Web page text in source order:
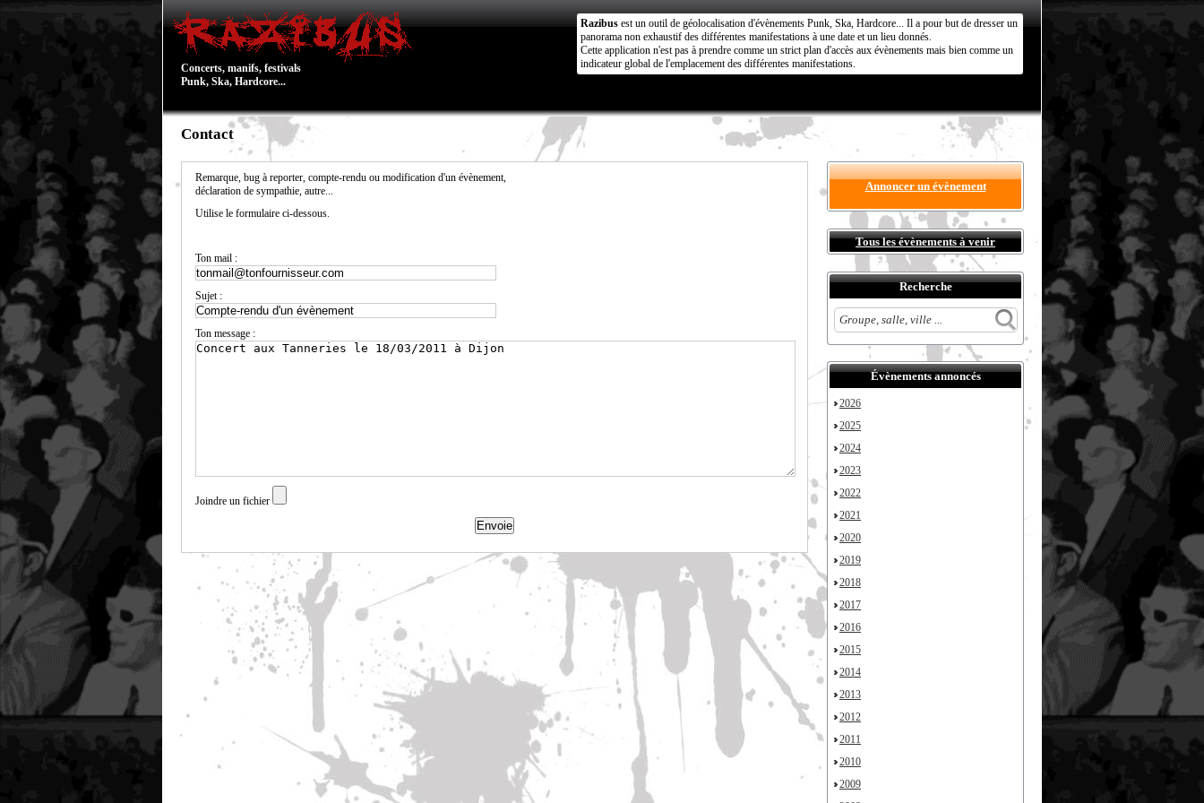
Concerts, manifs, festivals
Punk, Ska, Hardcore...
Razibus est un outil de géolocalisation d'évènements Punk, Ska, Hardcore... Il a pour but de dresser un
panorama non exhaustif des différentes manifestations à une date et un lieu donnés.
Cette application n'est pas à prendre comme un strict plan d'accès aux évènements mais bien comme un
indicateur global de l'emplacement des différentes manifestations.
Contact
Remarque, bug à reporter, compte-rendu ou modification d'un évènement,
déclaration de sympathie, autre...
Utilise le formulaire ci-dessous.
Ton mail :
Sujet :
Ton message :
Joindre un fichier
Annoncer un évènement
Tous les évènements à venir
Recherche
Évènements annoncés
2026
2025
2024
2023
2022
2021
2020
2019
2018
2017
2016
2015
2014
2013
2012
2011
2010
2009